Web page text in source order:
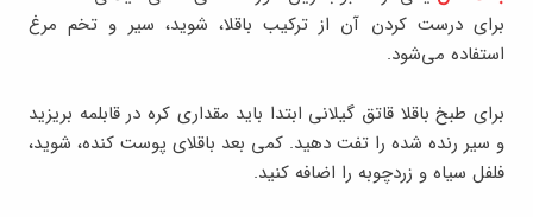
برای درست کردن آن از ترکیب باقلا، شوید، سیر و تخم مرغ
استفاده می‌شود.
برای طبخ باقلا قاتق گیلانی ابتدا باید مقداری کره در قابلمه بریزید
و سیر رنده شده را تفت دهید. کمی بعد باقلای پوست کنده، شوید،
فلفل سیاه و زردچوبه را اضافه کنید.